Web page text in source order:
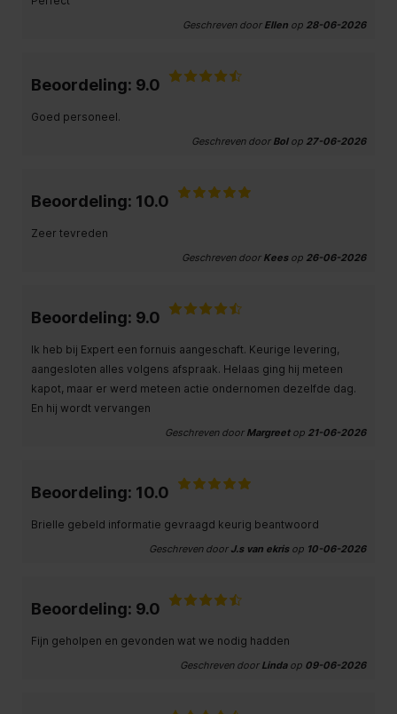
Geschreven door Ellen op 28-06-2026
Beoordeling: 9.0
Goed personeel.
Geschreven door Bolop 27-06-2026
Beoordeling: 10.0
Zeer tevreden
Geschreven door Keesop 26-06-2026
Beoordeling: 9.0
Ik heb bij Expert een fornuis aangeschaft. Keurige levering,
aangesloten alles volgens afspraak. Helaas ging hij meteen
kapot, maar er werd meteen actie ondernomen dezelfde dag.
En hij wordt vervangen
Geschreven door Margreetop 21-06-2026
Beoordeling: 10.0
Brielle gebeld informatie gevraagd keurig beantwoord
Geschreven door J.s van ekrisop 10-06-2026
Beoordeling: 9.0
Fijn geholpen en gevonden wat we nodig hadden
Geschreven door Lindaop 09-06-2026